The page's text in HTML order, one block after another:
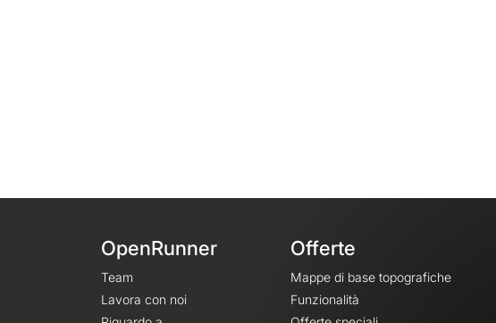
OpenRunner
Team
Lavora con noi
Offerte
Mappe di base topografiche
Funzionalità